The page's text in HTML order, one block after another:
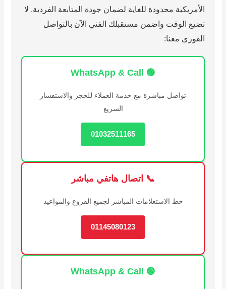
الأمريكية محدودة للغاية لضمان جودة المتابعة الفردية. لا
تضيع الوقت واضمن مستقبلك الفني الآن بالتواصل
الفوري معنا:
🟢 WhatsApp & Call
تواصل مباشرة مع خدمة العملاء للحجز والاستفسار
السريع
01032511165
📞 اتصال هاتفي مباشر
خط الاستعلامات المباشر لجميع الفروع والمواعيد
01145080123
🟢 WhatsApp & Call